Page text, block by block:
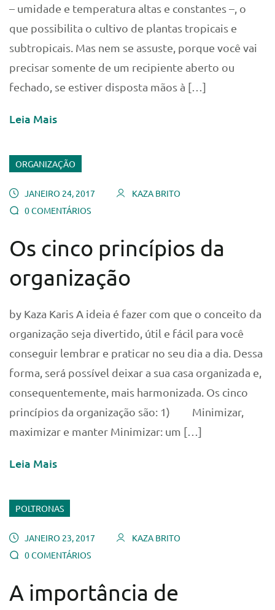
– umidade e temperatura altas e constantes –, o
que possibilita o cultivo de plantas tropicais e
subtropicais. Mas nem se assuste, porque você vai
precisar somente de um recipiente aberto ou
fechado, se estiver disposta mãos à […]
Leia Mais
ORGANIZAÇÃO
JANEIRO 24, 2017
KAZA BRITO
0 COMENTÁRIOS
Os cinco princípios da
organização
by Kaza Karis A ideia é fazer com que o conceito da
organização seja divertido, útil e fácil para você
conseguir lembrar e praticar no seu dia a dia. Dessa
forma, será possível deixar a sua casa organizada e,
consequentemente, mais harmonizada. Os cinco
princípios da organização são: 1) Minimizar,
maximizar e manter Minimizar: um […]
Leia Mais
POLTRONAS
JANEIRO 23, 2017
KAZA BRITO
0 COMENTÁRIOS
A importância de